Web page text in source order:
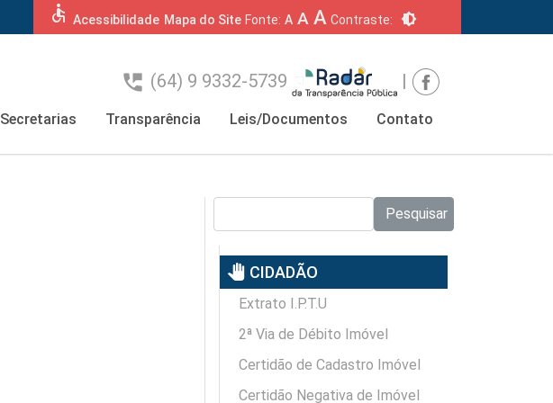
accessible Acessibilidade Mapa do Site Fonte: A A A Contraste: brightness_6
perm_phone_msg (64) 9 9332-5739 |
Secretarias Transparência Leis/Documentos Contato
Pesquisar
pan_tool CIDADÃO
Extrato I.P.T.U
2ª Via de Débito Imóvel
Certidão de Cadastro Imóvel
Certidão Negativa de Imóvel